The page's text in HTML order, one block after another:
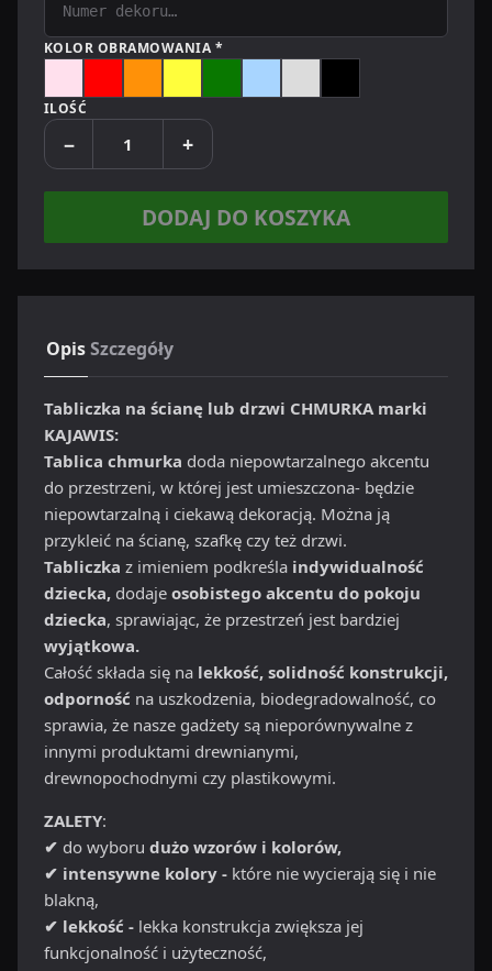
KOLOR OBRAMOWANIA *
ILOŚĆ
− +
DODAJ DO KOSZYKA
OpisSzczegóły
Tabliczka na ścianę lub drzwi CHMURKA marki
KAJAWIS:
Tablica chmurka doda niepowtarzalnego akcentu
do przestrzeni, w której jest umieszczona- będzie
niepowtarzalną i ciekawą dekoracją. Można ją
przykleić na ścianę, szafkę czy też drzwi.
Tabliczka z imieniem podkreśla indywidualność
dziecka, dodaje osobistego akcentu do pokoju
dziecka, sprawiając, że przestrzeń jest bardziej
wyjątkowa.
Całość składa się na lekkość, solidność konstrukcji,
odporność na uszkodzenia, biodegradowalność, co
sprawia, że nasze gadżety są nieporównywalne z
innymi produktami drewnianymi,
drewnopochodnymi czy plastikowymi.
ZALETY:
✔ do wyboru dużo wzorów i kolorów,
✔ intensywne kolory - które nie wycierają się i nie
blakną,
✔ lekkość - lekka konstrukcja zwiększa jej
funkcjonalność i użyteczność,